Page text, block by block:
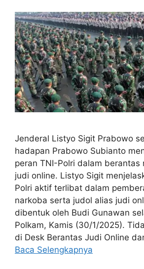
Jenderal Listyo Sigit Prabowo
hadapan Prabowo Subianto
peran TNI-Polri dalam berantas
judi online. Listyo Sigit
Polri aktif terlibat dalam
narkoba serta judol alias judi
dibentuk oleh Budi Gunawan
Polkam, Kamis (30/1/2025).
di Desk Berantas Judi Online
Baca Selengkapnya